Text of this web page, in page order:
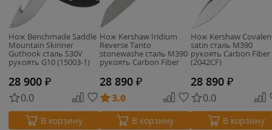
Нож Benchmade Saddle
Mountain Skinner
Guthook сталь S30V
рукоять G10 (15003-1)
28 900 ₽
0.0
В корзину
Нож Kershaw Iridium
Reverse Tanto
stonewashe cталь M390
рукоять Carbon Fiber
(2038RCF)
28 890 ₽
3.0
В корзину
Нож Kershaw
satin сталь M390
рукоять Carbon Fiber
(2042CF)
28 890 ₽
0.0
В корзину